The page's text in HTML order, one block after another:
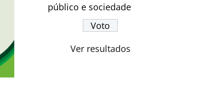
público e sociedade
Ver resultados